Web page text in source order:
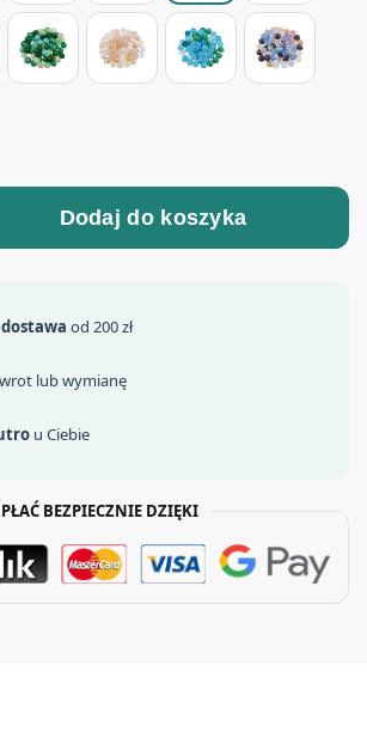
Dodaj do koszyka
od 200 zł
lub wymianę
u Ciebie
PŁAĆ BEZPIECZNIE DZIĘKI